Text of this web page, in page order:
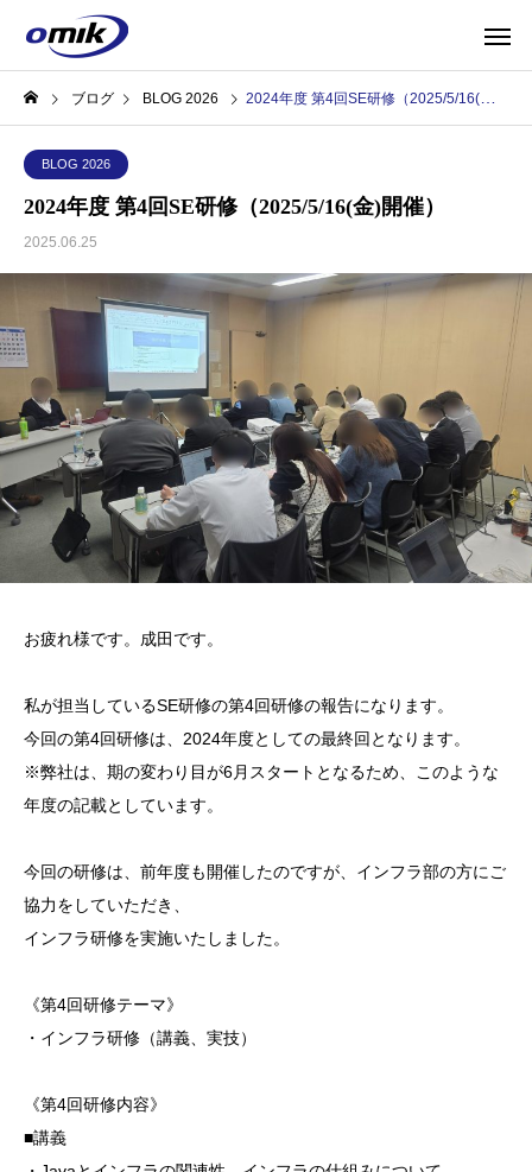
ブログ BLOG 2026 2024年度 第4回SE研修（2025/5/16(金)開催）
BLOG 2026
2024年度 第4回SE研修（2025/5/16(金)開催）
2025.06.25
お疲れ様です。成田です。
私が担当しているSE研修の第4回研修の報告になります。
今回の第4回研修は、2024年度としての最終回となります。
※弊社は、期の変わり目が6月スタートとなるため、このような
年度の記載としています。
今回の研修は、前年度も開催したのですが、インフラ部の方にご
協力をしていただき、
インフラ研修を実施いたしました。
《第4回研修テーマ》
・インフラ研修（講義、実技）
《第4回研修内容》
■講義